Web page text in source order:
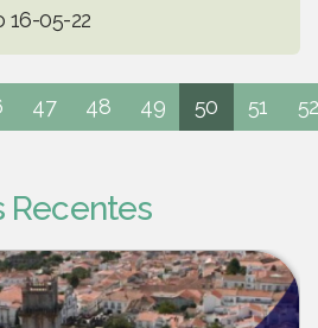
16-05-22
47 48 49 50 51 52
Recentes